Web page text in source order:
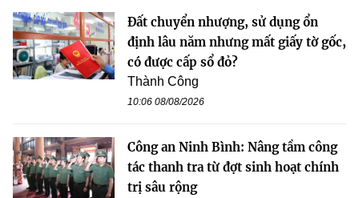
Đất chuyển nhượng, sử dụng ổn
định lâu năm nhưng mất giấy tờ gốc,
có được cấp sổ đỏ?
Thành Công
10:06 08/08/2026
Công an Ninh Bình: Nâng tầm công
tác thanh tra từ đợt sinh hoạt chính
trị sâu rộng